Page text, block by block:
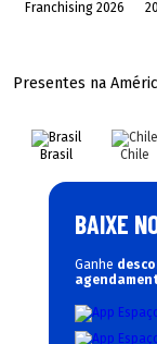
Presentes na
Brasil Chile
BAIXE
Ganhe